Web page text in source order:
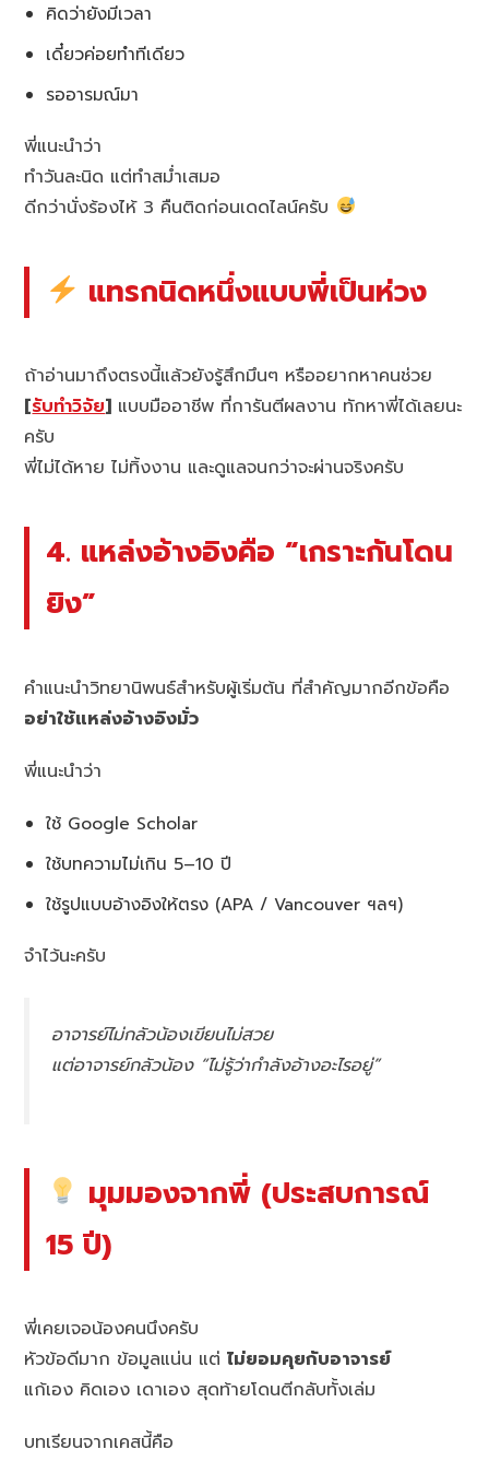
คิดว่ายังมีเวลา
เดี๋ยวค่อยทำทีเดียว
รออารมณ์มา
พี่แนะนำว่า
ทำวันละนิด แต่ทำสม่ำเสมอ
ดีกว่านั่งร้องไห้ 3 คืนติดก่อนเดดไลน์ครับ
แทรกนิดหนึ่งแบบพี่เป็นห่วง
ถ้าอ่านมาถึงตรงนี้แล้วยังรู้สึกมึนๆ หรืออยากหาคนช่วย
[รับทำวิจัย] แบบมืออาชีพ ที่การันตีผลงาน ทักหาพี่ได้เลยนะ
ครับ
พี่ไม่ได้หาย ไม่ทิ้งงาน และดูแลจนกว่าจะผ่านจริงครับ
4. แหล่งอ้างอิงคือ “เกราะกันโดน
ยิง”
คำแนะนำวิทยานิพนธ์สำหรับผู้เริ่มต้น ที่สำคัญมากอีกข้อคือ
อย่าใช้แหล่งอ้างอิงมั่ว
พี่แนะนำว่า
ใช้ Google Scholar
ใช้บทความไม่เกิน 5–10 ปี
ใช้รูปแบบอ้างอิงให้ตรง (APA / Vancouver ฯลฯ)
จำไว้นะครับ
อาจารย์ไม่กลัวน้องเขียนไม่สวย
แต่อาจารย์กลัวน้อง “ไม่รู้ว่ากำลังอ้างอะไรอยู่”
มุมมองจากพี่ (ประสบการณ์
15 ปี)
พี่เคยเจอน้องคนนึงครับ
หัวข้อดีมาก ข้อมูลแน่น แต่ไม่ยอมคุยกับอาจารย์
แก้เอง คิดเอง เดาเอง สุดท้ายโดนตีกลับทั้งเล่ม
บทเรียนจากเคสนี้คือ